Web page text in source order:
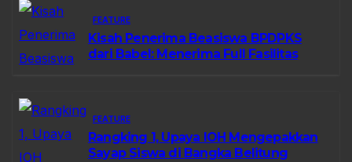
FEATURE
Kisah Penerima Beasiswa BPDPKS
dari Babel: Menerima Full Fasilitas
FEATURE
Rangking 1, Upaya IOH Mengepakkan
Sayap Siswa di Bangka Belitung